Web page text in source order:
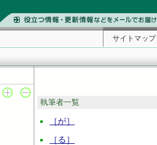
サイトマップ
執筆者一覧
［が］
［る］